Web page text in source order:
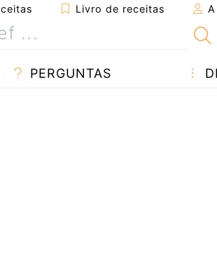
Livro de receitas
PERGUNTAS